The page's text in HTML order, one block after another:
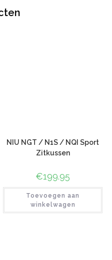
NIU NGT / N1S / NQI Sport
Zitkussen
€199.95
Toevoegen aan
winkelwagen